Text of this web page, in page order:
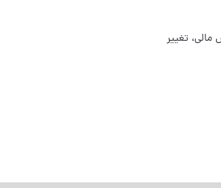
تغییر